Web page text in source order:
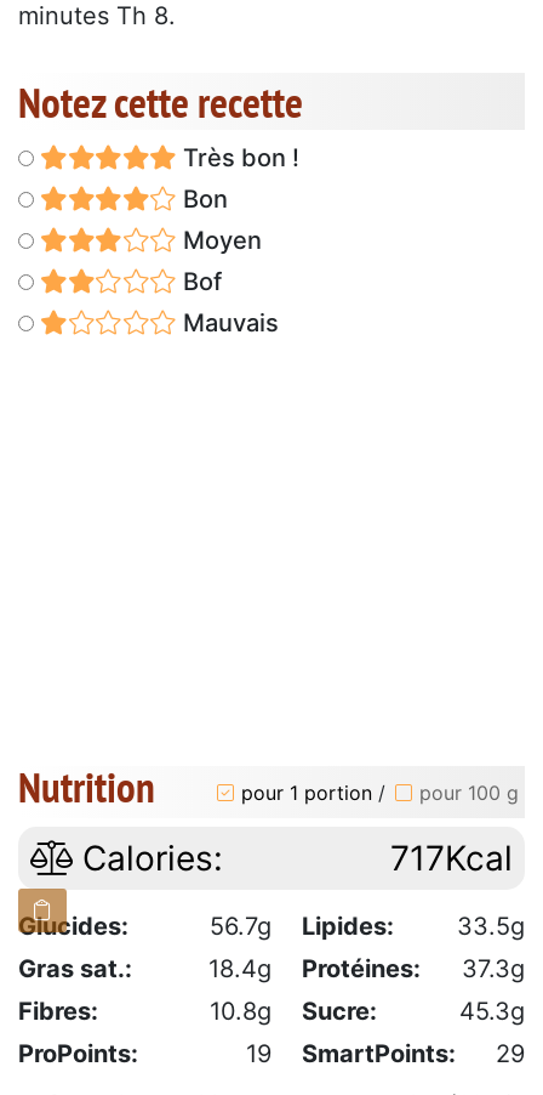
minutes Th 8.
Notez cette recette
Très bon !
Bon
Moyen
Bof
Mauvais
Nutrition pour 1 portion / pour 100 g
Calories: 717Kcal
Glucides: 56.7g Lipides:
33.5g
Gras sat.:
18.4g Protéines:
37.3g
Fibres:
10.8g Sucre:
45.3g
ProPoints:
19 SmartPoints: 29